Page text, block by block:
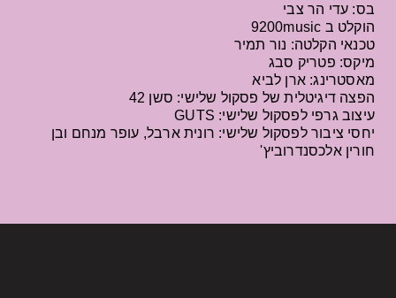
בס: עדי הר צבי
הוקלט ב 9200music
טכנאי הקלטה: נור תמיר
מיקס: פטריק סבג
מאסטרינג: ארן לביא
הפצה דיגיטלית של פסקול שלישי: סשן 42
עיצוב גרפי לפסקול שלישי: GUTS
יחסי ציבור לפסקול שלישי: רונית ארבל, עופר מנחם ובן
חורין אלכסנדרוביץ'